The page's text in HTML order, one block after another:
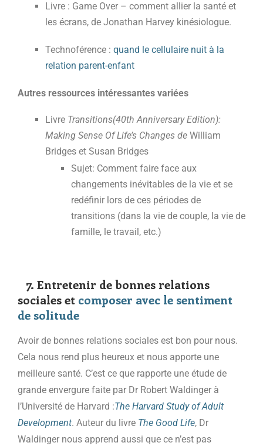
Livre : Game Over – comment allier la santé et
les écrans, de Jonathan Harvey kinésiologue.
Technoférence : quand le cellulaire nuit à la
relation parent-enfant
Autres ressources intéressantes variées
Livre Transitions(40th Anniversary Edition):
Making Sense Of Life’s Changes de William
Bridges et Susan Bridges
Sujet: Comment faire face aux
changements inévitables de la vie et se
redéfinir lors de ces périodes de
transitions (dans la vie de couple, la vie de
famille, le travail, etc.)
7. Entretenir de bonnes relations
sociales et composer avec le sentiment
de solitude
Avoir de bonnes relations sociales est bon pour nous.
Cela nous rend plus heureux et nous apporte une
meilleure santé. C’est ce que rapporte une étude de
grande envergure faite par Dr Robert Waldinger à
l’Université de Harvard :The Harvard Study of Adult
Development. Auteur du livre The Good Life, Dr
Waldinger nous apprend aussi que ce n’est pas